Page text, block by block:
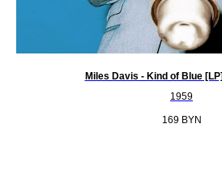
Miles Davis - Kind of Blue
1959
169 BYN